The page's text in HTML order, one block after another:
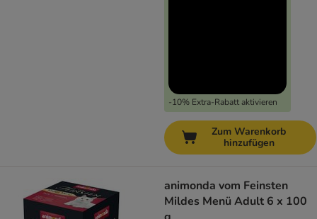
-10% Extra-Rabatt aktivieren
Zum Warenkorb
hinzufügen
animonda vom Feinsten
Mildes Menü Adult 6 x 100